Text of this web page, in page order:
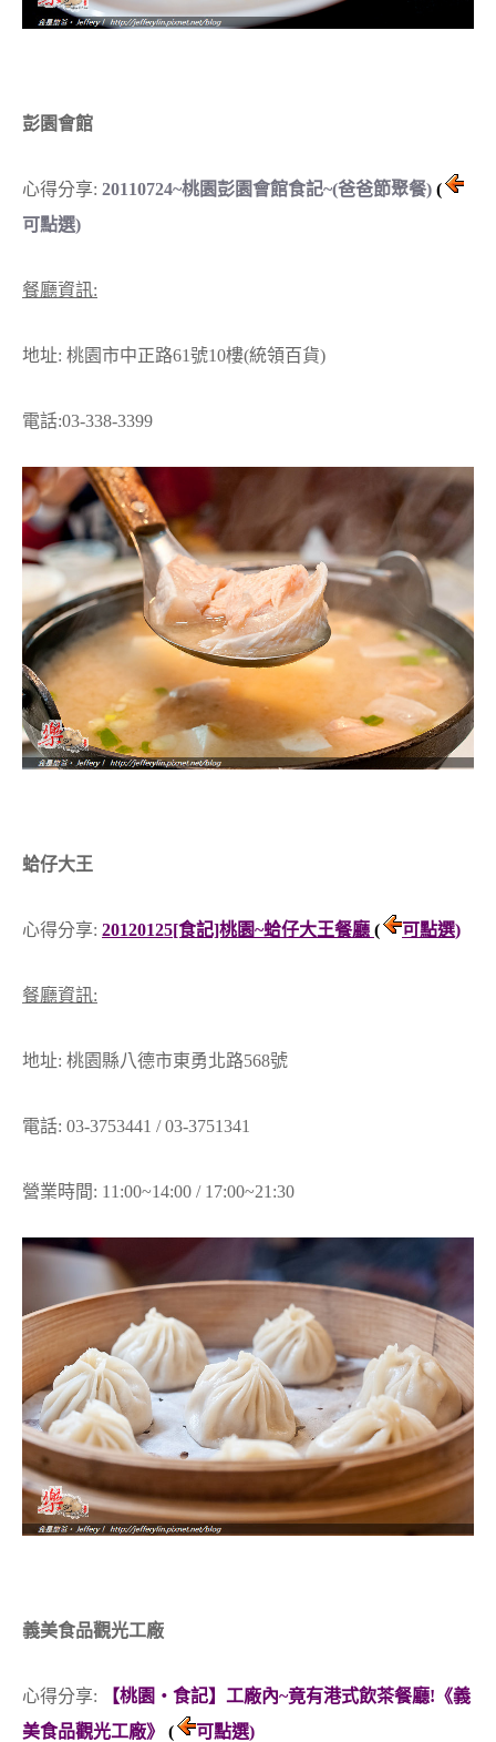
彭園會館
心得分享: 20110724~桃園彭園會館食記~(爸爸節聚餐) (
可點選)
餐廳資訊:
地址: 桃園市中正路61號10樓(統領百貨)
電話:03-338-3399
蛤仔大王
心得分享: 20120125[食記]桃園~蛤仔大王餐廳 ( 可點選)
餐廳資訊:
地址: 桃園縣八德市東勇北路568號
電話: 03-3753441 / 03-3751341
營業時間: 11:00~14:00 / 17:00~21:30
義美食品觀光工廠
心得分享:
【桃園‧食記】工廠內~竟有港式飲茶餐廳!《義
美食品觀光工廠》
( 可點選)